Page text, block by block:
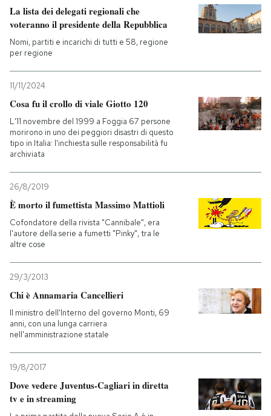
La lista dei delegati regionali che
voteranno il presidente della Repubblica
Nomi, partiti e incarichi di tutti e 58, regione
per regione
11/11/2024
Cosa fu il crollo di viale Giotto 120
L'11 novembre del 1999 a Foggia 67 persone
morirono in uno dei peggiori disastri di questo
tipo in Italia: l'inchiesta sulle responsabilità fu
archiviata
26/8/2019
È morto il fumettista Massimo Mattioli
Cofondatore della rivista "Cannibale", era
l'autore della serie a fumetti "Pinky", tra le
altre cose
29/3/2013
Chi è Annamaria Cancellieri
Il ministro dell'Interno del governo Monti, 69
anni, con una lunga carriera
nell'amministrazione statale
19/8/2017
Dove vedere Juventus-Cagliari in diretta
tv e in streaming